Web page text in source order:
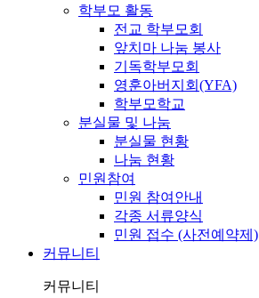
학부모 활동
전교 학부모회
앞치마 나눔 봉사
기독학부모회
영훈아버지회(YFA)
학부모학교
분실물 및 나눔
분실물 현황
나눔 현황
민원참여
민원 참여안내
각종 서류양식
민원 접수 (사전예약제)
커뮤니티
커뮤니티